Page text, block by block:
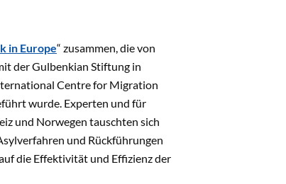
in Europe“ zusammen, die von
der Gulbenkian Stiftung in
Centre for Migration
wurde. Experten und für
und Norwegen tauschten sich
und Rückführungen
die Effektivität und Effizienz der